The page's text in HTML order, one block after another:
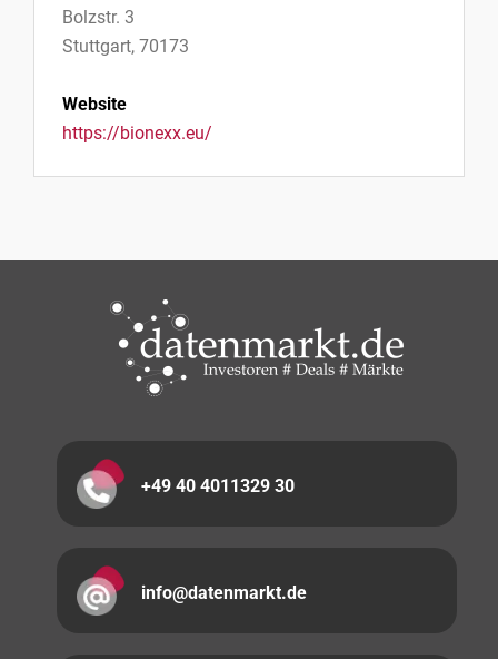
Bolzstr. 3
Stuttgart, 70173
Website
https://bionexx.eu/
+49 40 4011329 30
info@datenmarkt.de